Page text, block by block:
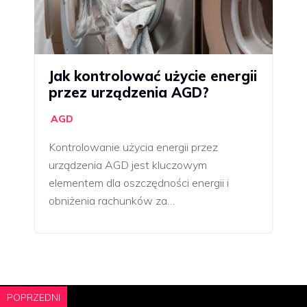
Jak kontrolować użycie energii
przez urządzenia AGD?
AGD
Kontrolowanie użycia energii przez
urządzenia AGD jest kluczowym
elementem dla oszczędności energii i
obniżenia rachunków za…
POPRZEDNI